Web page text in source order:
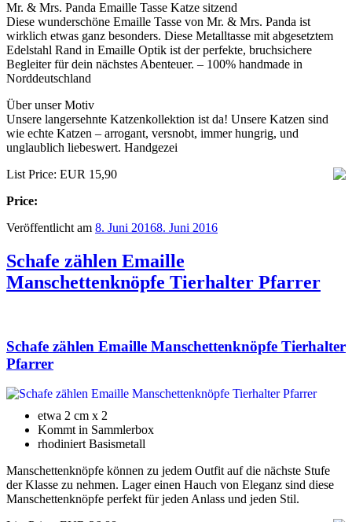
Mr. & Mrs. Panda Emaille Tasse Katze sitzend
Diese wunderschöne Emaille Tasse von Mr. & Mrs. Panda ist
wirklich etwas ganz besonders. Diese Metalltasse mit abgesetztem
Edelstahl Rand in Emaille Optik ist der perfekte, bruchsichere
Begleiter für dein nächstes Abenteuer. – 100% handmade in
Norddeutschland
Über unser Motiv
Unsere langersehnte Katzenkollektion ist da! Unsere Katzen sind
wie echte Katzen – arrogant, versnobt, immer hungrig, und
unglaublich liebeswert. Handgezei
List Price: EUR 15,90
Price:
Veröffentlicht am 8. Juni 20168. Juni 2016
Schafe zählen Emaille
Manschettenknöpfe Tierhalter Pfarrer
Schafe zählen Emaille Manschettenknöpfe Tierhalter
Pfarrer
etwa 2 cm x 2
Kommt in Sammlerbox
rhodiniert Basismetall
Manschettenknöpfe können zu jedem Outfit auf die nächste Stufe
der Klasse zu nehmen. Lager einen Hauch von Eleganz sind diese
Manschettenknöpfe perfekt für jeden Anlass und jeden Stil.